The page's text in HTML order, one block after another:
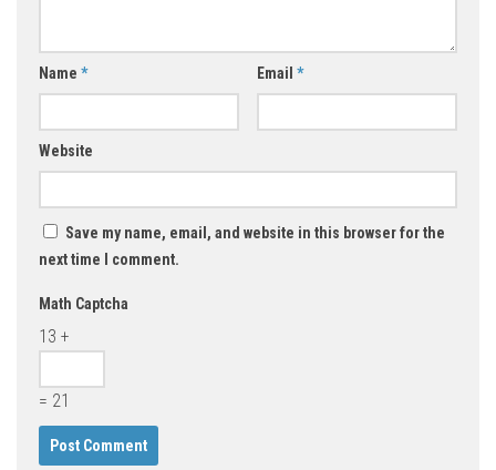
Name * Email *
Website
Save my name, email, and website in this browser for the
next time I comment.
Math Captcha
13 +
= 21